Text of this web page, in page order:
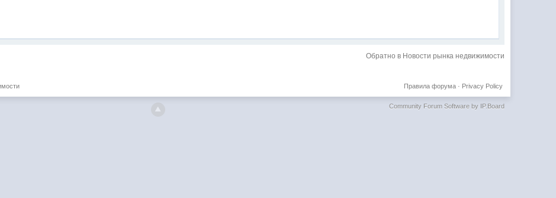
Обратно в Новости рынка недвижимости
Privacy Policy
Правила форума·
Community Forum Software by IP.Board